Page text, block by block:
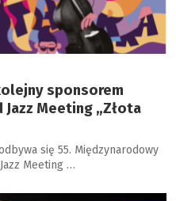
sponsorem
Meeting „Złota
się 55. Międzynarodowy
Meeting …